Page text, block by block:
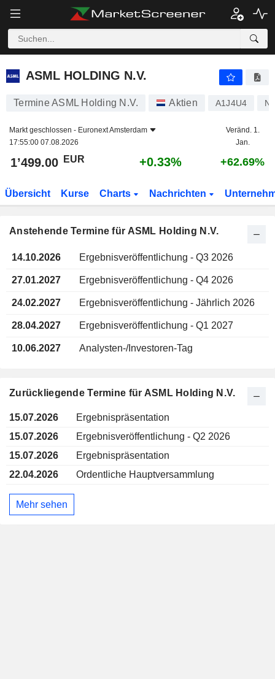
ASML HOLDING N.V.
ASML HOLDING N.V.
Termine ASML Holding N.V. Aktien A1J4U4
Markt geschlossen - Euronext Amsterdam
17:55:00 07.08.2026
Veränd. 1.
Jan.
1’499.00 EUR +0.33% +62.69%
Übersicht Kurse Charts Nachrichten
Anstehende Termine für ASML Holding N.V.
14.10.2026 Ergebnisveröffentlichung - Q3 2026
27.01.2027 Ergebnisveröffentlichung - Q4 2026
24.02.2027 Ergebnisveröffentlichung - Jährlich 2026
28.04.2027 Ergebnisveröffentlichung - Q1 2027
10.06.2027 Analysten-/Investoren-Tag
Zurückliegende Termine für ASML Holding N.V.
15.07.2026
Ergebnispräsentation
15.07.2026
Ergebnisveröffentlichung - Q2 2026
15.07.2026
Ergebnispräsentation
22.04.2026
Ordentliche Hauptversammlung
Mehr sehen